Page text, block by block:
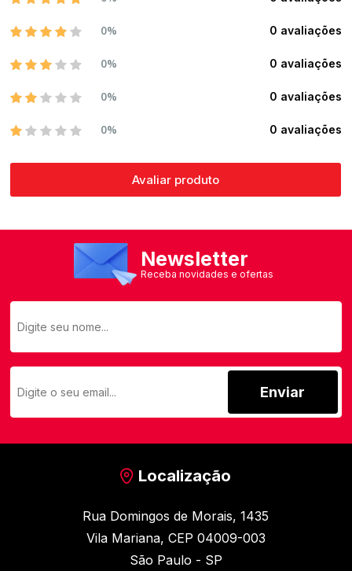
0% 0 avaliações
0% 0 avaliações
0% 0 avaliações
0% 0 avaliações
Avaliar produto
Newsletter
Receba novidades e ofertas
Enviar
Localização
Rua Domingos de Morais, 1435
Vila Mariana, CEP 04009-003
São Paulo - SP